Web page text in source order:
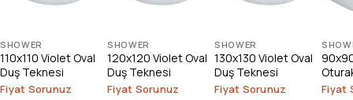
SHOWER
110x110 Violet Oval
Duş Teknesi
Fiyat Sorunuz
SHOWER
120x120 Violet Oval
Duş Teknesi
Fiyat Sorunuz
SHOWER
130x130 Violet Oval
Duş Teknesi
Fiyat Sorunuz Fiyat